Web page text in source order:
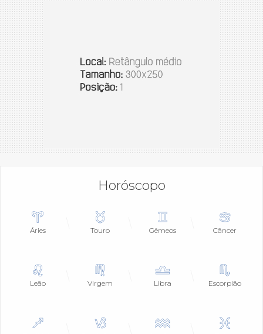
Horóscopo
Áries Touro Gêmeos Câncer
Leão Virgem Libra Escorpião